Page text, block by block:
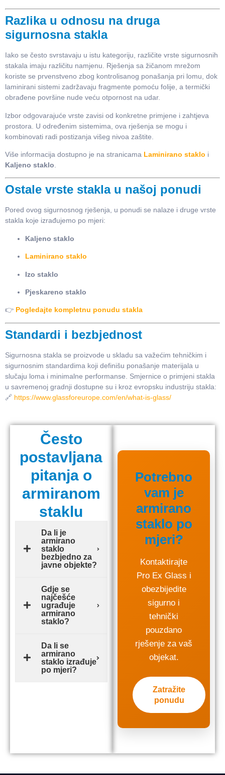
Razlika u odnosu na druga
sigurnosna stakla
Iako se često svrstavaju u istu kategoriju, različite vrste sigurnosnih
stakala imaju različitu namjenu. Rješenja sa žičanom mrežom
koriste se prvenstveno zbog kontrolisanog ponašanja pri lomu, dok
laminirani sistemi zadržavaju fragmente pomoću folije, a termički
obrađene površine nude veću otpornost na udar.
Izbor odgovarajuće vrste zavisi od konkretne primjene i zahtjeva
prostora. U određenim sistemima, ova rješenja se mogu i
kombinovati radi postizanja višeg nivoa zaštite.
Više informacija dostupno je na stranicama Laminirano staklo i
Kaljeno staklo
Ostale vrste stakla u našoj ponudi
Pored ovog sigurnosnog rješenja, u ponudi se nalaze i druge vrste
stakla koje izrađujemo po mjeri:
Kaljeno staklo
Laminirano staklo
Izo staklo
Pjeskareno staklo
👉 Pogledajte kompletnu ponudu stakla
Standardi i bezbjednost
Sigurnosna stakla se proizvode u skladu sa važećim tehničkim i
sigurnosnim standardima koji definišu ponašanje materijala u
slučaju loma i minimalne performanse. Smjernice o primjeni stakla
u savremenoj gradnji dostupne su i kroz evropsku industriju stakla:
🔗 https://www.glassforeurope.com/en/what-is-glass/
Često
postavljana
pitanja o
armiranom
staklu
Da li je
armirano
staklo
bezbjedno za
javne objekte?
Gdje se
najčešće
ugrađuje
armirano
staklo?
Da li se
armirano
staklo izrađuje
po mjeri?
Potrebno
vam je
armirano
staklo po
mjeri?
Kontaktirajte
Pro Ex Glass i
obezbijedite
sigurno i
tehnički
pouzdano
rješenje za vaš
objekat.
Zatražite
ponudu